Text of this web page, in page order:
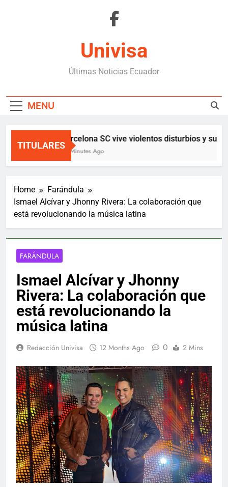
Univisa
Últimas Noticias Ecuador
MENU
TITULARES
Barcelona SC vive violentos disturbios y
39 Minutes Ago
Home
Farándula
Ismael Alcívar y Jhonny Rivera: La colaboración que
está revolucionando la música latina
FARÁNDULA
Ismael Alcívar y Jhonny
Rivera: La colaboración que
está revolucionando la
música latina
Redacción Univisa 12 Months Ago 0 2 Mins